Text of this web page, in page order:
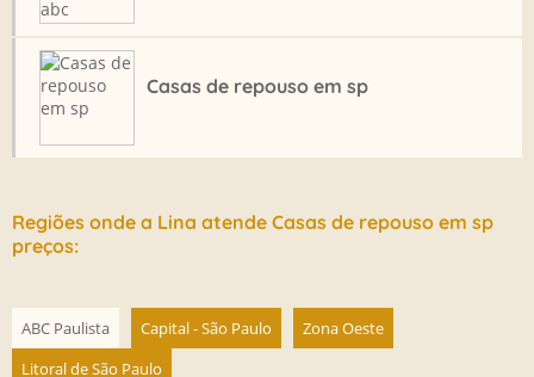
CRECHE PARA IDOSOS PREÇO
CRECHE PARA IDOSOS SAO PAULO
CUSTO DE RESIDENCIAL PARA IDOSOS
HOSPEDAGEM TEMPORÁRIA PARA IDOSOS
HOTEL PARA IDOSOS ABC
Casas de repouso em sp
Regiões onde a Lina atende Casas de repouso em sp
preços:
ABC Paulista Capital - São Paulo
Zona Oeste
Litoral de São Paulo